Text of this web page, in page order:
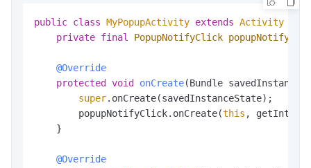
public class MyPopupActivity extends Activity
private final PopupNotifyClick
@Override
protected
void onCreate(Bundle
super.onCreate(savedInstanceState);
        popupNotifyClick.onCreate(
this ,
    }
@Override